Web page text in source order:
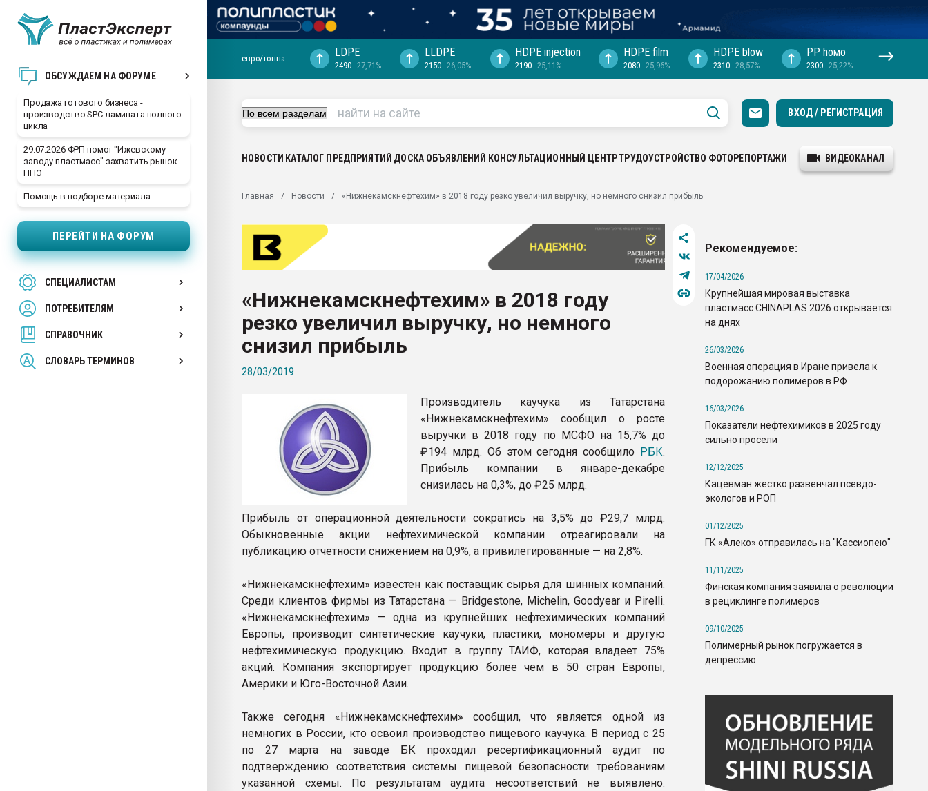
ОБСУЖДАЕМ НА ФОРУМЕ
Продажа готового бизнеса -
производство SPC ламината полного
цикла
29.07.2026 ФРП помог "Ижевскому
заводу пластмасс" захватить рынок
ППЭ
Помощь в подборе материала
ПЕРЕЙТИ НА ФОРУМ
СПЕЦИАЛИСТАМ
ПОТРЕБИТЕЛЯМ
СПРАВОЧНИК
СЛОВАРЬ ТЕРМИНОВ
28.07.2026 "Технониколь" довольна
Всё, что касается выдува ПЭТ
Материал поверхности пуансона для
Продам отходы Композиция
поликарбоната и АБС-пластика
Armaloy PC/ABS-1IM черный цвет
Профильная литература. Продажа,
покупка, обмен
ПЕРЕЙТИ НА ФОРУМ
евро/тонна LDPE
2490 27,71%
LLDPE
2150 26,05%
HDPE injection
2190 25,11%
HDPE film
2080 25,96%
HDPE blow
2310 28,57%
PP hомо
2300 25,22%
ВХОД / РЕГИСТРАЦИЯ
НОВОСТИ КАТАЛОГ ПРЕДПРИЯТИЙ ДОСКА ОБЪЯВЛЕНИЙ КОНСУЛЬТАЦИОННЫЙ ЦЕНТРТРУДОУСТРОЙСТВО ФОТОРЕПОРТАЖИ ВИДЕОКАНАЛ
Главная Новости «Нижнекамскнефтехим» в 2018 году резко увеличил выручку, но немного снизил прибыль
«Нижнекамскнефтехим» в 2018 году
резко увеличил выручку, но немного
снизил прибыль
28/03/2019
Производитель каучука из Татарстана
«Нижнекамскнефтехим» сообщил о росте
выручки в 2018 году по МСФО на 15,7% до
₽194 млрд. Об этом сегодня сообщило РБК.
Прибыль компании в январе-декабре
снизилась на 0,3%, до ₽25 млрд.
Прибыль от операционной деятельности сократись на 3,5% до ₽29,7 млрд.
Обыкновенные акции нефтехимической компании отреагировали на
публикацию отчетности снижением на 0,9%, а привилегированные — на 2,8%.
«Нижнекамскнефтехим» известен как поставщик сырья для шинных компаний.
Среди клиентов фирмы из Татарстана — Bridgestone, Michelin, Goodyear и Pirelli.
«Нижнекамскнефтехим» — одна из крупнейших нефтехимических компаний
Европы, производит синтетические каучуки, пластики, мономеры и другую
нефтехимическую продукцию. Входит в группу ТАИФ, которая владеет 75%
акций. Компания экспортирует продукцию более чем в 50 стран Европы,
Америки и Юго-Восточной Азии.
Также сегодня «Нижнекамскнефтехим» сообщил, что является одной из
немногих в России, кто освоил производство пищевого каучука. В период с 25
по 27 марта на заводе БК проходил ресертификационный аудит по
подтверждению соответствия системы пищевой безопасности требованиям
указанной схемы. По результатам аудита несоответствий не выявлено.
Рекомендуемое:
17/04/2026
Крупнейшая мировая выставка
пластмасс CHINAPLAS 2026 открывается
на днях
26/03/2026
Военная операция в Иране привела к
подорожанию полимеров в РФ
16/03/2026
Показатели нефтехимиков в 2025 году
сильно просели
12/12/2025
Кацевман жестко развенчал псевдо-
экологов и РОП
01/12/2025
ГК «Алеко» отправилась на "Кассиопею"
11/11/2025
Финская компания заявила о революции
в рециклинге полимеров
09/10/2025
Полимерный рынок погружается в
депрессию